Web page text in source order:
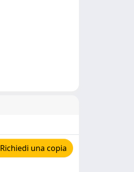
Richiedi una copia